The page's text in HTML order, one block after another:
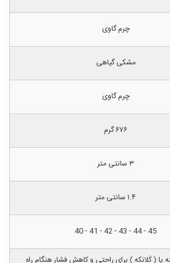
چرم گاوی
مشکی گیاهی
چرم گاوی
۶۷۶ گرم
۳ سانتی متر
۱.۴ سانتی متر
45 - 44 - 43 - 42 - 41 - 40
پا ( کَلانکه ) برای راحتی و کاهش فشار هنگام راه